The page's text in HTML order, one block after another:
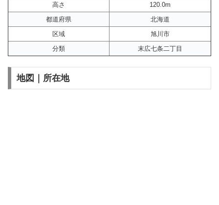
高さ
120.0m
都道府県
北海道
区域
旭川市
分類
末広七条二丁目
地図｜所在地